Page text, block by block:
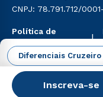
Diferenciais Cruzeiro
Inscreva-se
CNPJ: 78.791.712/
Política de
Privacidade